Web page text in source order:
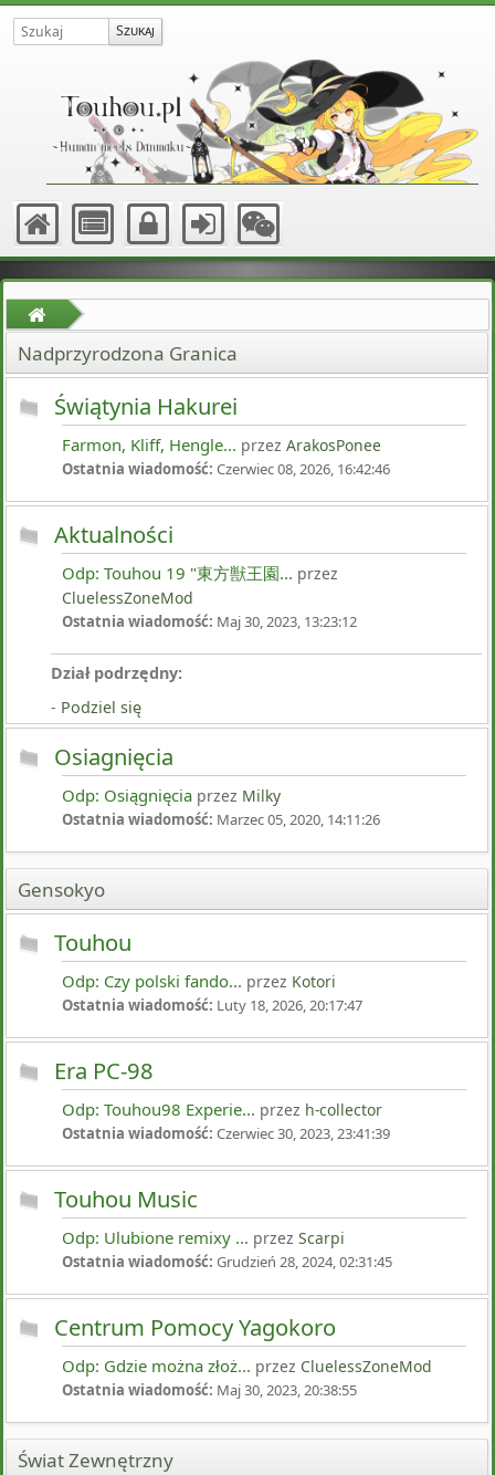
Nadprzyrodzona Granica
Świątynia Hakurei
Farmon, Kliff, Hengle... przez ArakosPonee
Ostatnia wiadomość: Czerwiec 08, 2026, 16:42:46
Aktualności
Odp: Touhou 19 "東方獣王園... przez
CluelessZoneMod
Ostatnia wiadomość: Maj 30, 2023, 13:23:12
Dział podrzędny:
Podziel się
Osiagnięcia
Odp: Osiągnięcia przez Milky
Ostatnia wiadomość: Marzec 05, 2020, 14:11:26
Gensokyo
Touhou
Odp: Czy polski fando... przez Kotori
Ostatnia wiadomość: Luty 18, 2026, 20:17:47
Era PC-98
Odp: Touhou98 Experie... przez h-collector
Ostatnia wiadomość: Czerwiec 30, 2023, 23:41:39
Touhou Music
Odp: Ulubione remixy ... przez Scarpi
Ostatnia wiadomość: Grudzień 28, 2024, 02:31:45
Centrum Pomocy Yagokoro
Odp: Gdzie można złoż... przez CluelessZoneMod
Ostatnia wiadomość: Maj 30, 2023, 20:38:55
Świat Zewnętrzny